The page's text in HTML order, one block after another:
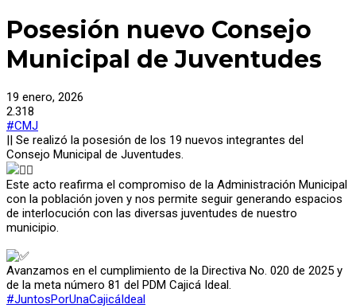
Posesión nuevo Consejo
Municipal de Juventudes
19 enero, 2026
2.318
#CMJ
|| Se realizó la posesión de los 19 nuevos integrantes del
Consejo Municipal de Juventudes.
Este acto reafirma el compromiso de la Administración Municipal
con la población joven y nos permite seguir generando espacios
de interlocución con las diversas juventudes de nuestro
municipio.
Avanzamos en el cumplimiento de la Directiva No. 020 de 2025 y
de la meta número 81 del PDM Cajicá Ideal.
#JuntosPorUnaCajicáIdeal